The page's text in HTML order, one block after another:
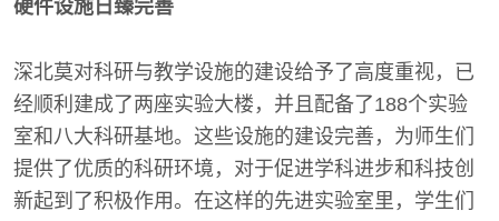
硬件设施日臻完善
深北莫对科研与教学设施的建设给予了高度重视，已
经顺利建成了两座实验大楼，并且配备了188个实验
室和八大科研基地。这些设施的建设完善，为师生们
提供了优质的科研环境，对于促进学科进步和科技创
新起到了积极作用。在这样的先进实验室里，学生们